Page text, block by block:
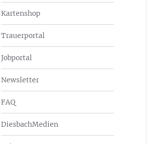
Kartenshop
Trauerportal
Jobportal
Newsletter
FAQ
DiesbachMedien